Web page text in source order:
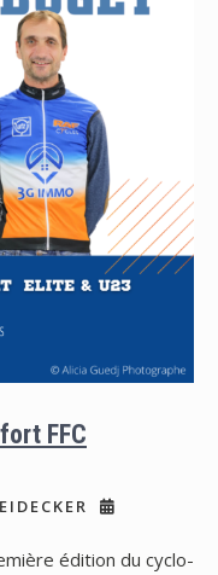
FFC
édition du cyclo-